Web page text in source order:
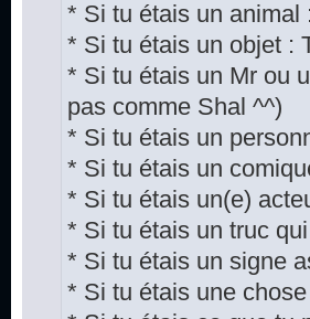
* Si tu étais un animal
* Si tu étais un objet :
* Si tu étais un Mr ou
pas comme Shal ^^)
* Si tu étais un
* Si tu étais un
* Si tu étais un(e)
* Si tu étais un truc
* Si tu étais un signe
* Si tu étais une